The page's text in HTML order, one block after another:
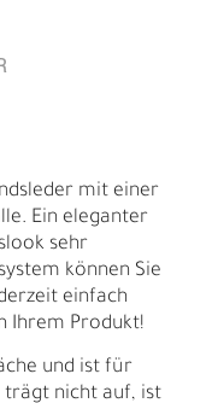
mit einer
Ein eleganter
sehr
können Sie
einfach
Ihrem Produkt!
und ist für
trägt nicht auf, ist